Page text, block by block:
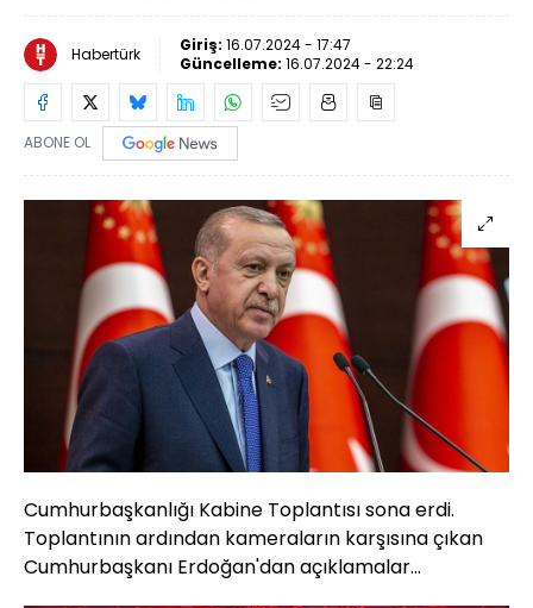
Habertürk Giriş: 16.07.2024 - 17:47
Güncelleme: 16.07.2024 - 22:24
ABONE OL
Cumhurbaşkanlığı Kabine Toplantısı sona erdi.
Toplantının ardından kameraların karşısına çıkan
Cumhurbaşkanı Erdoğan'dan açıklamalar...